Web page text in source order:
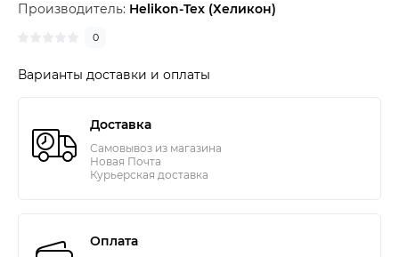
Производитель: Helikon-Tex (Хеликон)
0
Варианты доставки и оплаты
Доставка
Самовывоз из магазина
Новая Почта
Курьерская доставка
Оплата